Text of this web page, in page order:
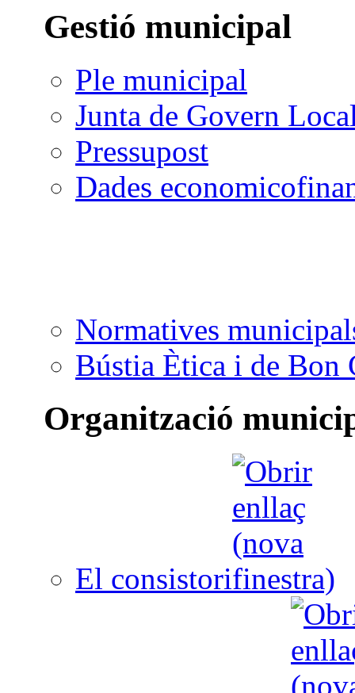
Gestió municipal
Ple municipal
Junta de Govern
Pressupost
Dades
Normatives
Bústia Ètica i de Bon
Organització
El consistori